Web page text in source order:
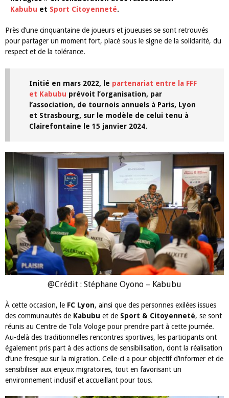
Kabubu et Sport Citoyenneté.
Près d’une cinquantaine de joueurs et joueuses se sont retrouvés
pour partager un moment fort, placé sous le signe de la solidarité, du
respect et de la tolérance.
Initié en mars 2022, le partenariat entre la FFF
et Kabubu prévoit l’organisation, par
l’association, de tournois annuels à Paris, Lyon
et Strasbourg, sur le modèle de celui tenu à
Clairefontaine le 15 janvier 2024.
@Crédit : Stéphane Oyono – Kabubu
À cette occasion, le FC Lyon, ainsi que des personnes exilées issues
des communautés de Kabubu et de Sport & Citoyenneté, se sont
réunis au Centre de Tola Vologe pour prendre part à cette journée.
Au-delà des traditionnelles rencontres sportives, les participants ont
également pris part à des actions de sensibilisation, dont la réalisation
d’une fresque sur la migration. Celle-ci a pour objectif d’informer et de
sensibiliser aux enjeux migratoires, tout en favorisant un
environnement inclusif et accueillant pour tous.